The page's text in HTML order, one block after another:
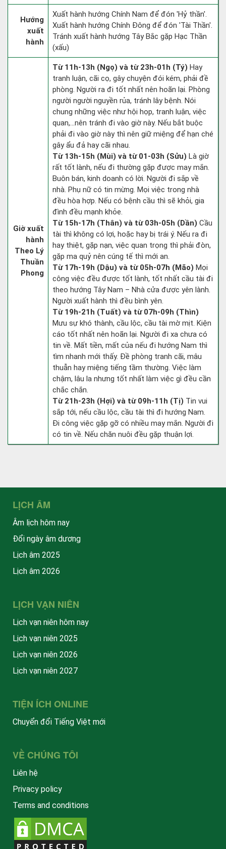
Hướng
xuất
hành
Xuất hành hướng Chính Nam để đón 'Hỷ thần'.
Xuất hành hướng Chính Đông để đón 'Tài Thần'.
Tránh xuất hành hướng Tây Bắc gặp Hạc Thần
(xấu)
Giờ xuất
hành
Theo Lý
Thuần
Phong
Từ 11h-13h (Ngọ) và từ 23h-01h (Tý) Hay
tranh luận, cãi cọ, gây chuyện đói kém, phải đề
phòng. Người ra đi tốt nhất nên hoãn lại. Phòng
người người nguyền rủa, tránh lây bệnh. Nói
chung những việc như hội họp, tranh luận, việc
quan,…nên tránh đi vào giờ này. Nếu bắt buộc
phải đi vào giờ này thì nên giữ miệng để hạn ché
gây ẩu đả hay cãi nhau.
Từ 13h-15h (Mùi) và từ 01-03h (Sửu) Là giờ
rất tốt lành, nếu đi thường gặp được may mắn.
Buôn bán, kinh doanh có lời. Người đi sắp về
nhà. Phụ nữ có tin mừng. Mọi việc trong nhà
đều hòa hợp. Nếu có bệnh cầu thì sẽ khỏi, gia
đình đều mạnh khỏe.
Từ 15h-17h (Thân) và từ 03h-05h (Dần) Cầu
tài thì không có lợi, hoặc hay bị trái ý. Nếu ra đi
hay thiệt, gặp nạn, việc quan trọng thì phải đòn,
gặp ma quỷ nên cúng tế thì mới an.
Từ 17h-19h (Dậu) và từ 05h-07h (Mão) Mọi
công việc đều được tốt lành, tốt nhất cầu tài đi
theo hướng Tây Nam – Nhà cửa được yên lành.
Người xuất hành thì đều bình yên.
Từ 19h-21h (Tuất) và từ 07h-09h (Thìn)
Mưu sự khó thành, cầu lộc, cầu tài mờ mịt. Kiện
cáo tốt nhất nên hoãn lại. Người đi xa chưa có
tin về. Mất tiền, mất của nếu đi hướng Nam thì
tìm nhanh mới thấy. Đề phòng tranh cãi, mâu
thuẫn hay miệng tiếng tầm thường. Việc làm
chậm, lâu la nhưng tốt nhất làm việc gì đều cần
chắc chắn.
Từ 21h-23h (Hợi) và từ 09h-11h (Tị) Tin vui
sắp tới, nếu cầu lộc, cầu tài thì đi hướng Nam.
Đi công việc gặp gỡ có nhiều may mắn. Người đi
có tin về. Nếu chăn nuôi đều gặp thuận lợi.
LỊCH ÂM
Âm lịch hôm nay
Đổi ngày âm dương
Lịch âm 2025
Lịch âm 2026
LỊCH VẠN NIÊN
Lịch vạn niên hôm nay
Lịch vạn niên 2025
Lịch vạn niên 2026
Lịch vạn niên 2027
TIỆN ÍCH ONLINE
Chuyển đổi Tiếng Việt mới
VỀ CHÚNG TÔI
Liên hệ
Privacy policy
Terms and conditions